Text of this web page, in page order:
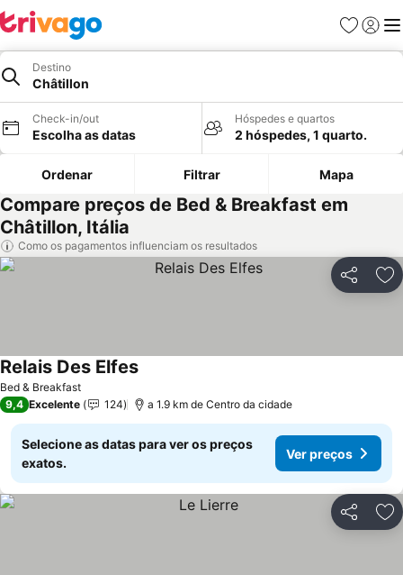
Favoritos
Iniciar
Destino
Châtillon
Check-in/out
Escolha as datas
Hóspedes e quartos
2 hóspedes, 1 quarto.
Ordenar Filtrar Mapa
Compare preços de Bed & Breakfast em
Châtillon, Itália
Como os pagamentos influenciam os resultados
Partilhar
Bed & Breakfast
Relais Des Elfes
9,4 Excelente 124 a 1.9 km de Centro da cidade
Selecione as datas para ver os preços
exatos.
Ver preços
Partilhar